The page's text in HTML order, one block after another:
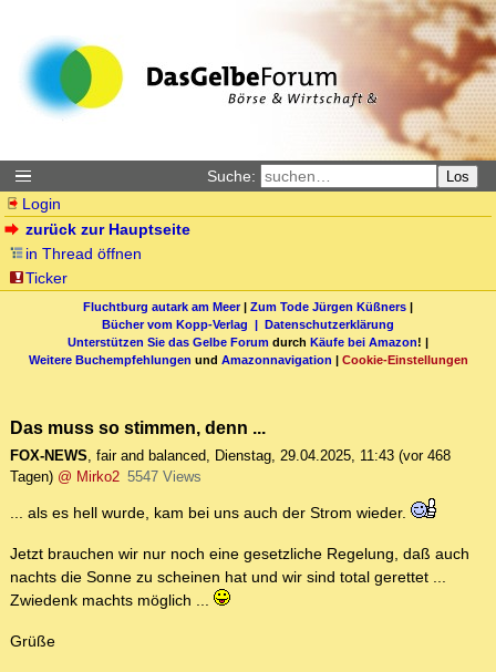
Suche: Los
Login
zurück zur Hauptseite
in Thread öffnen
Ticker
Fluchtburg autark am Meer| Zum Tode Jürgen Küßners |
Bücher vom Kopp-Verlag | Datenschutzerklärung
Unterstützen Sie das Gelbe Forum durch Käufe bei Amazon! |
Weitere Buchempfehlungen und Amazonnavigation | Cookie-Einstellungen
Das muss so stimmen, denn ...
FOX-NEWS, fair and balanced, Dienstag, 29.04.2025, 11:43 (vor 468
Tagen) @ Mirko2 5547 Views
... als es hell wurde, kam bei uns auch der Strom wieder.
Jetzt brauchen wir nur noch eine gesetzliche Regelung, daß auch
nachts die Sonne zu scheinen hat und wir sind total gerettet ...
Zwiedenk machts möglich ...
Grüße